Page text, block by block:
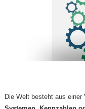
Die Welt besteht aus einer